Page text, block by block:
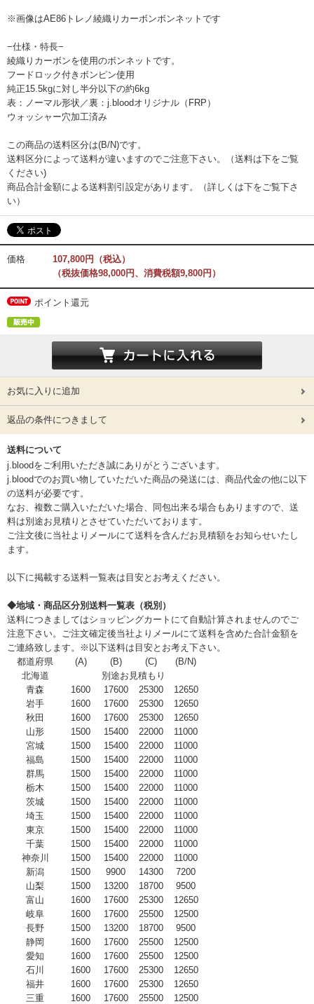
※画像はAE86トレノ綾織りカーボンボンネットです
−仕様・特長−
綾織りカーボンを使用のボンネットです。
フードロック付きボンピン使用
純正15.5kgに対し半分以下の約6kg
表：ノーマル形状／裏：j.bloodオリジナル（FRP）
ウォッシャー穴加工済み
この商品の送料区分は(B/N)です。
送料区分によって送料が違いますのでご注意下さい。（送料は下をご覧
ください)
商品合計金額による送料割引設定があります。（詳しくは下をご覧下さ
い）
価格
107,800円（税込）
（税抜価格98,000円、消費税額9,800円）
ポイント還元
お気に入りに追加
返品の条件につきまして
送料について
j.bloodをご利用いただき誠にありがとうございます。
j.bloodでのお買い物していただいた商品の発送には、商品代金の他に以下
の送料が必要です。
なお、複数ご購入いただいた場合、同包出来る場合もありますので、送
料は別途お見積りとさせていただいております。
ご注文後に当社よりメールにて送料を含んだお見積額をお知らせいたし
ます。
以下に掲載する送料一覧表は目安とお考えください。
◆地域・商品区分別送料一覧表（税別）
送料につきましてはショッピングカートにて自動計算されませんのでご
注意下さい。ご注文確定後当社よりメールにて送料を含めた合計金額を
ご連絡致します。※以下送料は目安とお考え下さい。
都道府県
(A) (B) (C)
(B/N)
北海道
別途お見積もり
青森
1600 17600 25300
12650
岩手
1600 17600 25300
12650
秋田
1600 17600 25300
12650
山形
1500 15400 22000
11000
宮城
1500 15400 22000
11000
福島
1500 15400 22000
11000
群馬
1500 15400 22000
11000
栃木
1500 15400 22000
11000
茨城
1500 15400 22000
11000
埼玉
1500 15400 22000
11000
東京
1500 15400 22000
11000
千葉
1500 15400 22000
11000
神奈川
1500 15400 22000
11000
新潟
1500 9900 14300
7200
山梨
1500 13200 18700
9500
富山
1600 17600 25300
12650
岐阜
1600 17600 25500
12500
長野
1500 13200 18700
9500
静岡
1600 17600 25500
12500
愛知
1600 17600 25500
12500
石川
1600 17600 25300
12650
福井
1600 17600 25300
12650
三重
1600 17600 25500
12500